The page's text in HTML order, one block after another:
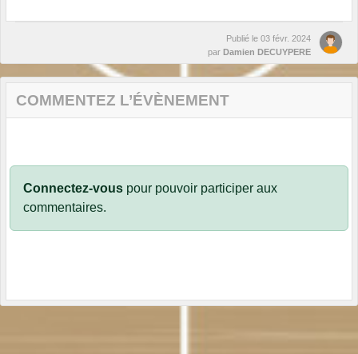
Publié le 03 févr. 2024
par Damien DECUYPERE
COMMENTEZ L’ÉVÈNEMENT
Connectez-vous pour pouvoir participer aux
commentaires.